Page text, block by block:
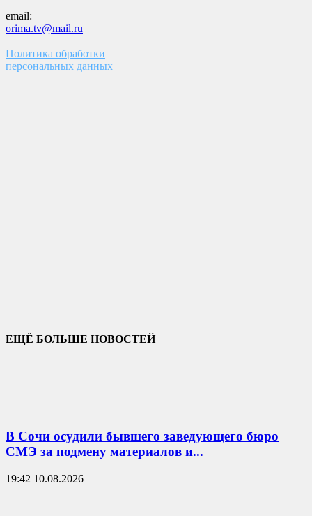
email:
orima.tv@mail.ru
Политика обработки
персональных данных
ЕЩЁ БОЛЬШЕ НОВОСТЕЙ
В Сочи осудили бывшего заведующего бюро
СМЭ за подмену материалов и...
19:42 10.08.2026